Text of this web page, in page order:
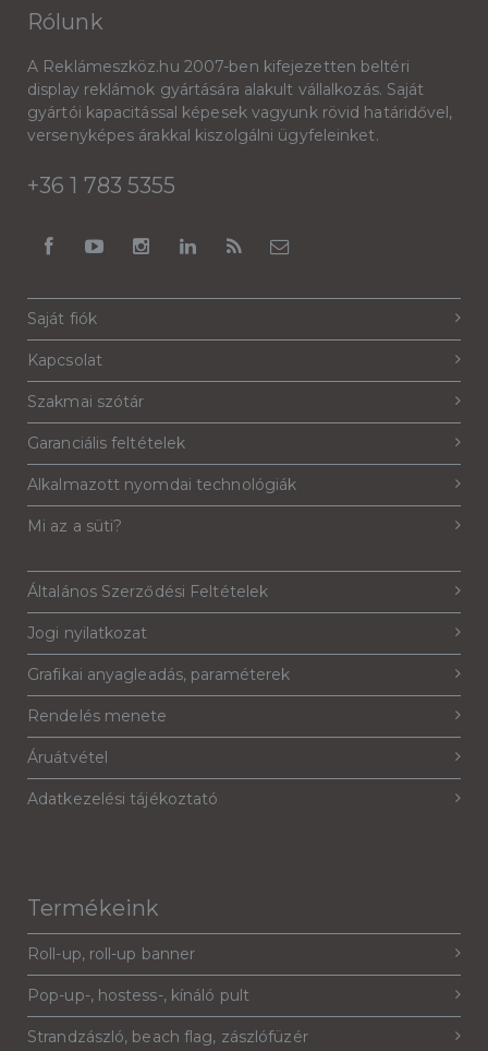
Rólunk
A Reklámeszköz.hu 2007-ben kifejezetten beltéri
display reklámok gyártására alakult vállalkozás. Saját
gyártói kapacitással képesek vagyunk rövid határidővel,
versenyképes árakkal kiszolgálni ügyfeleinket.
+36 1 783 5355
Saját fiók
Kapcsolat
Szakmai szótár
Garanciális feltételek
Alkalmazott nyomdai technológiák
Mi az a süti?
Általános Szerződési Feltételek
Jogi nyilatkozat
Grafikai anyagleadás, paraméterek
Rendelés menete
Áruátvétel
Adatkezelési tájékoztató
Termékeink
Roll-up, roll-up banner
Pop-up-, hostess-, kínáló pult
Strandzászló, beach flag, zászlófüzér